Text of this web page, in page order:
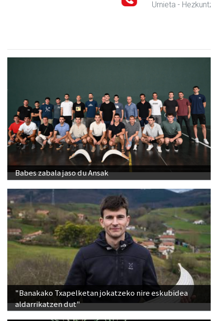
Babes zabala jaso du Ansak
"Banakako Txapelketan jokatzeko nire eskubidea
aldarrikatzen dut"